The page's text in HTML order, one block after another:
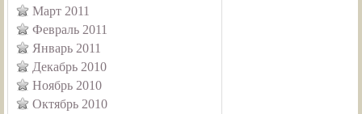
Март 2011
Февраль 2011
Январь 2011
Декабрь 2010
Ноябрь 2010
Октябрь 2010